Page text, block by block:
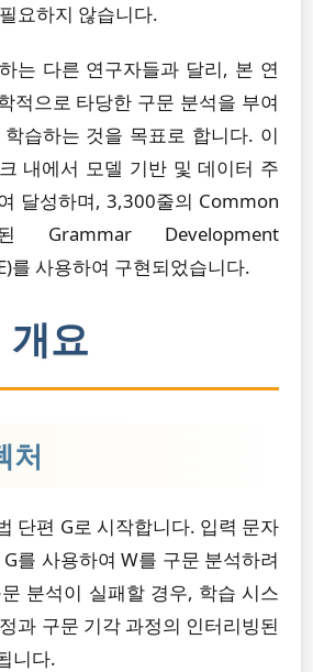
요하지 않습니다.
는 다른 연구자들과 달리, 본 연
적으로 타당한 구문 분석을 부여
습하는 것을 목표로 합니다. 이
내에서 모델 기반 및 데이터 주
달성하며, 3,300줄의 Common
Grammar Development
를 사용하여 구현되었습니다.
개요
처
단편 G로 시작합니다. 입력 문자
를 사용하여 W를 구문 분석하려
분석이 실패할 경우, 학습 시스
과 구문 기각 과정의 인터리빙된
니다.